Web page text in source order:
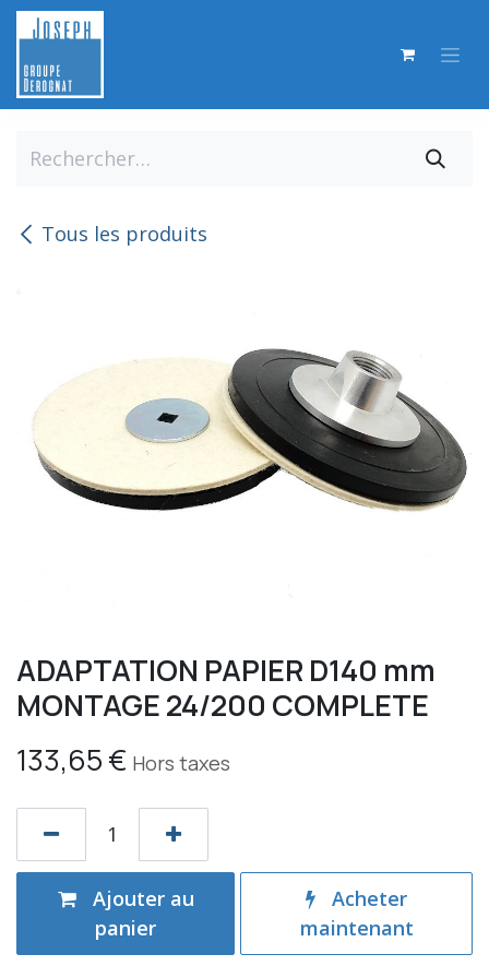
Se rendre au contenu
Tous les produits
ADAPTATION PAPIER D140 mm
MONTAGE 24/200 COMPLETE
133,65€ Hors taxes
Ajouter au
panier
Acheter
maintenant